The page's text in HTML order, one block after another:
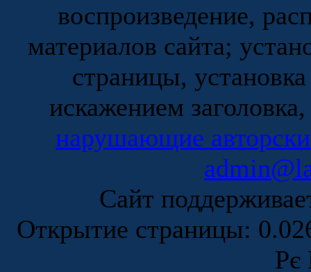
воспроизведение,
материалов сайта;
страницы,
искажением
нарушающие
Сайт
Открытие страницы:
Рє